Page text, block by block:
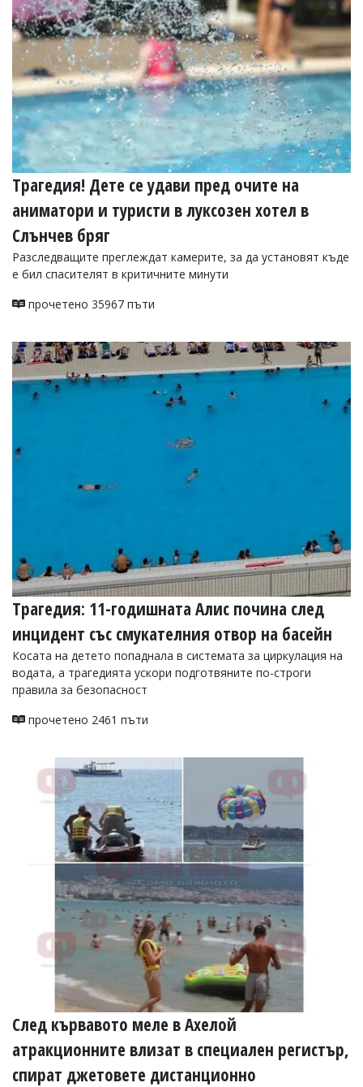
Трагедия! Дете се удави пред очите на
аниматори и туристи в луксозен хотел в
Слънчев бряг
Разследващите преглеждат камерите, за да установят къде
е бил спасителят в критичните минути
прочетено 35967 пъти
Трагедия: 11-годишната Алис почина след
инцидент със смукателния отвор на басейн
Косата на детето попаднала в системата за циркулация на
водата, а трагедията ускори подготвяните по-строги
правила за безопасност
прочетено 2461 пъти
След кървавото меле в Ахелой
атракционните влизат в специален регистър,
спират джетовете дистанционно